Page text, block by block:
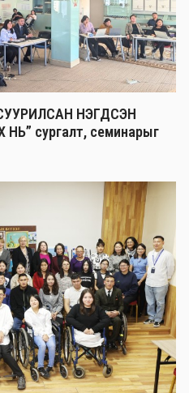
НЭГДСЭН
сургалт, семинарыг